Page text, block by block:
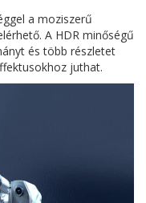
a moziszerű
A HDR minőségű
és több részletet
juthat.